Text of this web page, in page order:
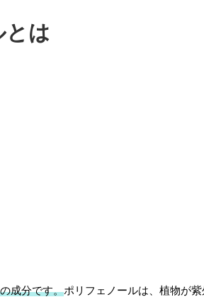
とは
成分です。ポリフェノールは、植物が